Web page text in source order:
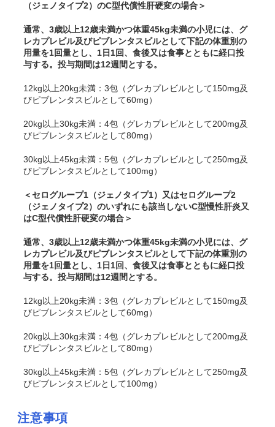
（ジェノタイプ2）のC型代償性肝硬変の場合＞
通常、3歳以上12歳未満かつ体重45kg未満の小児には、グ
レカプレビル及びピブレンタスビルとして下記の体重別の
用量を1回量とし、1日1回、食後又は食事とともに経口投
与する。投与期間は12週間とする。
12kg以上20kg未満：3包（グレカプレビルとして150mg及
びピブレンタスビルとして60mg）
20kg以上30kg未満：4包（グレカプレビルとして200mg及
びピブレンタスビルとして80mg）
30kg以上45kg未満：5包（グレカプレビルとして250mg及
びピブレンタスビルとして100mg）
＜セログループ1（ジェノタイプ1）又はセログループ2
（ジェノタイプ2）のいずれにも該当しないC型慢性肝炎又
はC型代償性肝硬変の場合＞
通常、3歳以上12歳未満かつ体重45kg未満の小児には、グ
レカプレビル及びピブレンタスビルとして下記の体重別の
用量を1回量とし、1日1回、食後又は食事とともに経口投
与する。投与期間は12週間とする。
12kg以上20kg未満：3包（グレカプレビルとして150mg及
びピブレンタスビルとして60mg）
20kg以上30kg未満：4包（グレカプレビルとして200mg及
びピブレンタスビルとして80mg）
30kg以上45kg未満：5包（グレカプレビルとして250mg及
びピブレンタスビルとして100mg）
注意事項